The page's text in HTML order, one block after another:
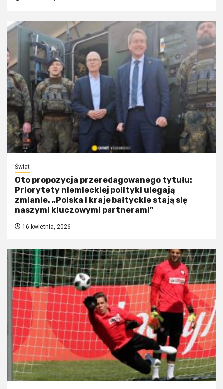
Świat
Oto propozycja przeredagowanego tytułu:
Priorytety niemieckiej polityki ulegają
zmianie. „Polska i kraje bałtyckie stają się
naszymi kluczowymi partnerami”
16 kwietnia, 2026